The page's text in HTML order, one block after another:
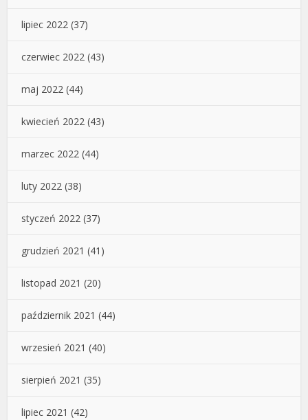
lipiec 2022 (37)
czerwiec 2022 (43)
maj 2022 (44)
kwiecień 2022 (43)
marzec 2022 (44)
luty 2022 (38)
styczeń 2022 (37)
grudzień 2021 (41)
listopad 2021 (20)
październik 2021 (44)
wrzesień 2021 (40)
sierpień 2021 (35)
lipiec 2021 (42)